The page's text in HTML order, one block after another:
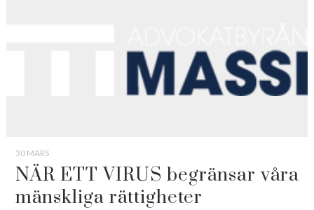
30 MARS
NÄR ETT VIRUS begränsar våra
mänskliga rättigheter